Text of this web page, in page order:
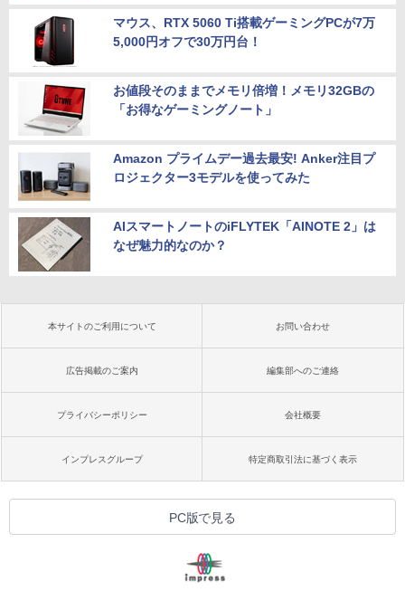
マウス、RTX 5060 Ti搭載ゲーミングPCが7万
5,000円オフで30万円台！
お値段そのままでメモリ倍増！メモリ32GBの
「お得なゲーミングノート」
Amazon プライムデー過去最安! Anker注目プ
ロジェクター3モデルを使ってみた
AIスマートノートのiFLYTEK「AINOTE 2」は
なぜ魅力的なのか？
本サイトのご利用について お問い合わせ
広告掲載のご案内 編集部へのご連絡
プライバシーポリシー 会社概要
インプレスグループ 特定商取引法に基づく表示
PC版で見る